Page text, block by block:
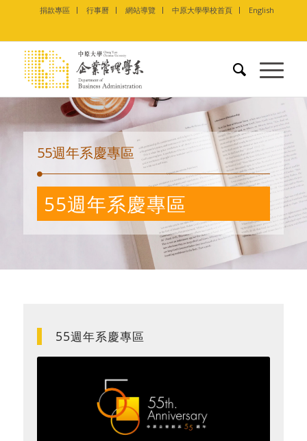
捐款專區 行事曆 網站導覽 中原大學學校首頁 English
55週年系慶專區
55週年系慶專區
55週年系慶專區